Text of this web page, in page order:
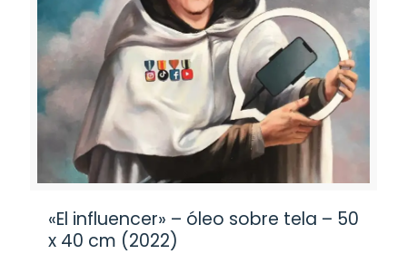
«El influencer» – óleo sobre tela – 50
x 40 cm (2022)